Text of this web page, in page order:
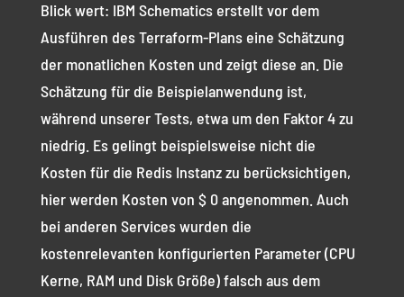
Blick wert: IBM Schematics erstellt vor dem
Ausführen des Terraform-Plans eine Schätzung
der monatlichen Kosten und zeigt diese an. Die
Schätzung für die Beispielanwendung ist,
während unserer Tests, etwa um den Faktor 4 zu
niedrig. Es gelingt beispielsweise nicht die
Kosten für die Redis Instanz zu berücksichtigen,
hier werden Kosten von $ 0 angenommen. Auch
bei anderen Services wurden die
kostenrelevanten konfigurierten Parameter (CPU
Kerne, RAM und Disk Größe) falsch aus dem